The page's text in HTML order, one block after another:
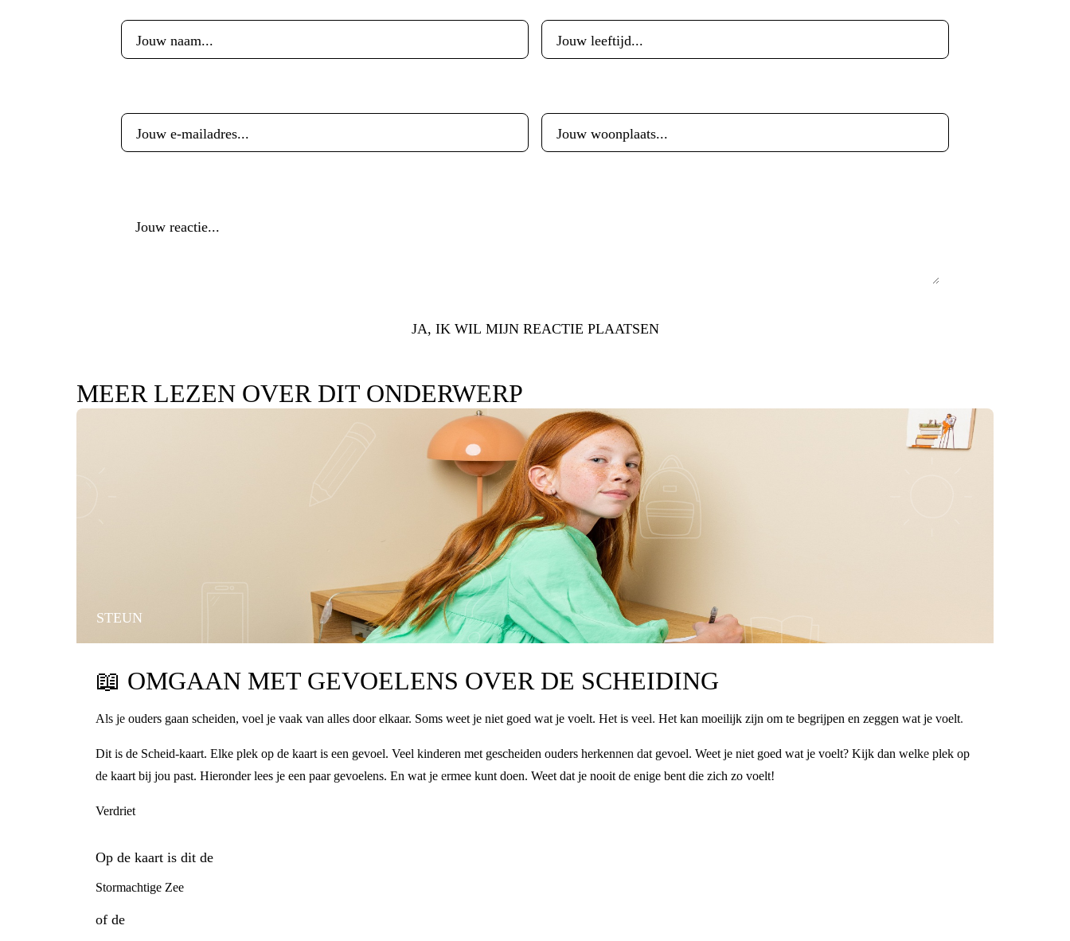
JA, IK WIL MIJN REACTIE PLAATSEN
MEER LEZEN OVER DIT ONDERWERP
STEUN
📖 OMGAAN MET GEVOELENS OVER DE SCHEIDING
Als je ouders gaan scheiden, voel je vaak van alles door elkaar. Soms weet je niet goed wat je voelt. Het is veel. Het kan moeilijk zijn om te begrijpen en zeggen wat je voelt.
Dit is de Scheid-kaart. Elke plek op de kaart is een gevoel. Veel kinderen met gescheiden ouders herkennen dat gevoel. Weet je niet goed wat je voelt? Kijk dan welke plek op
de kaart bij jou past. Hieronder lees je een paar gevoelens. En wat je ermee kunt doen. Weet dat je nooit de enige bent die zich zo voelt!
Verdriet
Op de kaart is dit de
Stormachtige Zee
of de